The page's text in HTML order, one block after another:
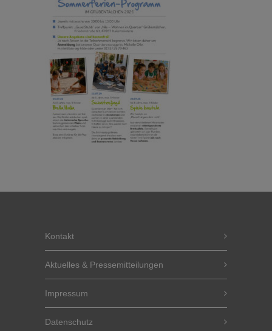
Kontakt
Aktuelles & Pressemitteilungen
Impressum
Datenschutz